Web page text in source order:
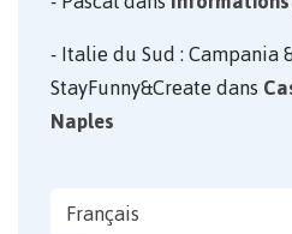
Italie du Sud : Campania
StayFunny&Createdans
Naples
Français